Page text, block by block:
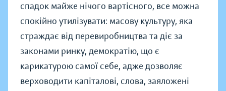
спадок майже нічого вартісного, все можна
спокійно утилізувати: масову культуру, яка
страждає від перевиробництва та діє за
законами ринку, демократію, що є
карикатурою самої себе, адже дозволяє
верховодити капіталові, слова, заяложені